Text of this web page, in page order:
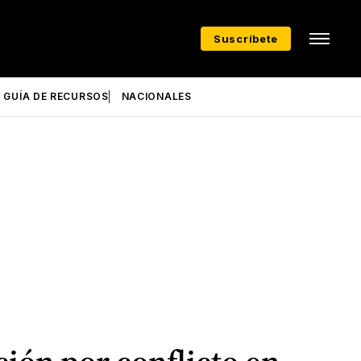
Suscríbete
GUÍA DE RECURSOS NACIONALES